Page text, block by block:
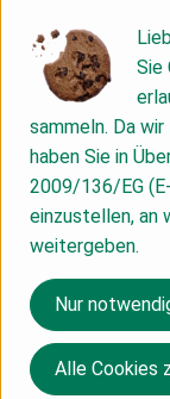
- für Töpfe,
- löst Rostansatz
- ideal auch für
Chromteile und
Herkunft
Hersteller:
Sie
sammeln. Da
haben Sie in
2009/136/EG
einzustellen, an
weitergeben.
Nur
Alle Cookies